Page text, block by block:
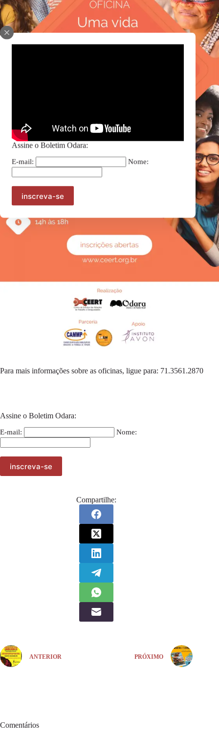
Assine o Boletim Odara:
E-mail: Nome:
Para mais informações sobre as oficinas, ligue para: 71.3561.2870
Assine o Boletim Odara:
E-mail: Nome:
Compartilhe:
ANTERIOR PRÓXIMO
Comentários